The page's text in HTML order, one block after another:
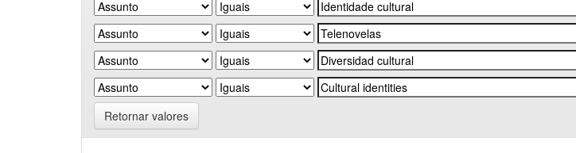
Retornar valores